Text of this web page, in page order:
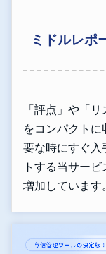
ミドルレポ
「評点」や「
をコンパクト
要な時にすぐ入
トする当サー
増加しています。